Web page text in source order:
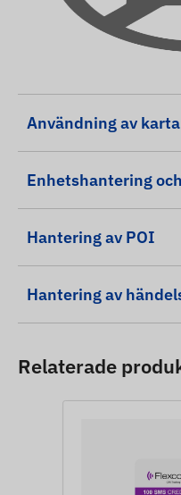
Användning av
Enhetshantering
Hantering av POI
Hantering av
Relaterade